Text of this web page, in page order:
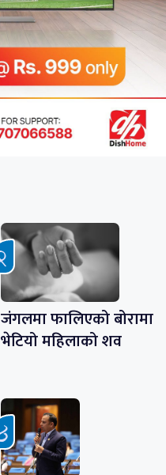
जंगलमा फालिएको बोरामा
भेटियो महिलाको शव